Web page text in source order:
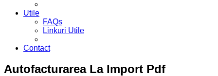
Utile
FAQs
Linkuri Utile
Contact
Autofacturarea La Import Pdf